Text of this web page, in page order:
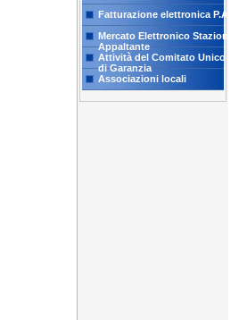
Fatturazione elettronica P.A.
Mercato Elettronico Stazione
Appaltante
Attività del Comitato Unico
di Garanzia
Associazioni locali